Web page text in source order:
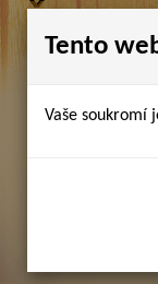
Tento
Vaše soukromí